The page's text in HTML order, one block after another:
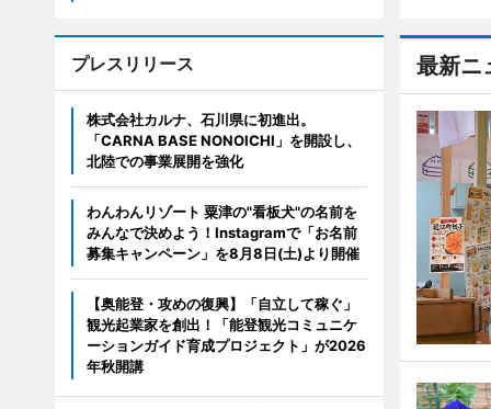
最新ニ
プレスリリース
株式会社カルナ、石川県に初進出。
「CARNA BASE NONOICHI」を開設し、
北陸での事業展開を強化
わんわんリゾート 粟津の"看板犬"の名前を
みんなで決めよう！Instagramで「お名前
募集キャンペーン」を8月8日(土)より開催
【奥能登・攻めの復興】「自立して稼ぐ」
観光起業家を創出！「能登観光コミュニケ
ーションガイド育成プロジェクト」が2026
年秋開講